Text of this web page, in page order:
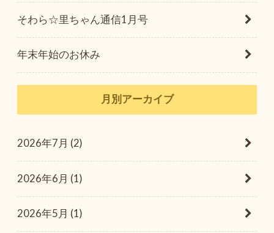
そわら☆里ちゃん通信1月号
年末年始のお休み
月別アーカイブ
2026年7月 (2)
2026年6月 (1)
2026年5月 (1)